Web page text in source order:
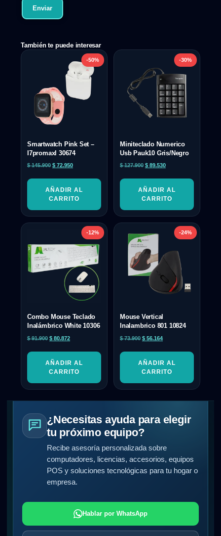
También te puede interesar
-50%
Smartwatch Pink Set –
I7promaxl 30674
$145.900 $ 72.950
AÑADIR AL
CARRITO
-30%
Miniteclado Numerico
Usb Pauk10 Gris/Negro
$127.900 $ 89.530
AÑADIR AL
CARRITO
-12%
Combo Mouse Teclado
Inalámbrico White 10306
$91.900 $ 80.872
AÑADIR AL
CARRITO
-24%
Mouse Vertical
Inalambrico 801 10824
$73.900 $ 56.164
AÑADIR AL
CARRITO
¿Necesitas ayuda para elegir
tu próximo equipo?
Recibe asesoría personalizada sobre
computadores, licencias, accesorios, equipos
POS y soluciones tecnológicas para tu hogar o
empresa.
Hablar por WhatsApp